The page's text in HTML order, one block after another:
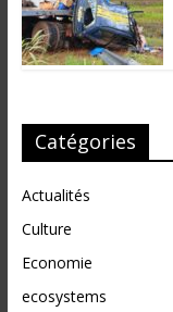
Catégories
Actualités
Culture
Economie
ecosystems